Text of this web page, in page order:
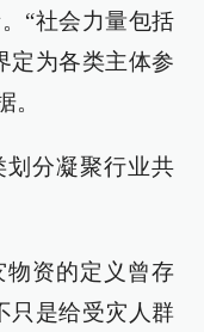
“社会力量包括
定为各类主体参
。
划分凝聚行业共
物资的定义曾存
只是给受灾人群